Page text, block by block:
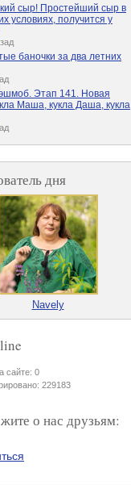
сыр! Простейший сыр в
условиях, получится у
баночки за два летних
Этап 141. Новая
Маша, кукла Даша, кукла
дня
Navely
сайте: 0
229183
о нас друзьям: